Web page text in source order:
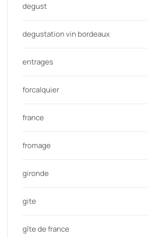
degust
degustation vin bordeaux
entrages
forcalquier
france
fromage
gironde
gite
gîte de france